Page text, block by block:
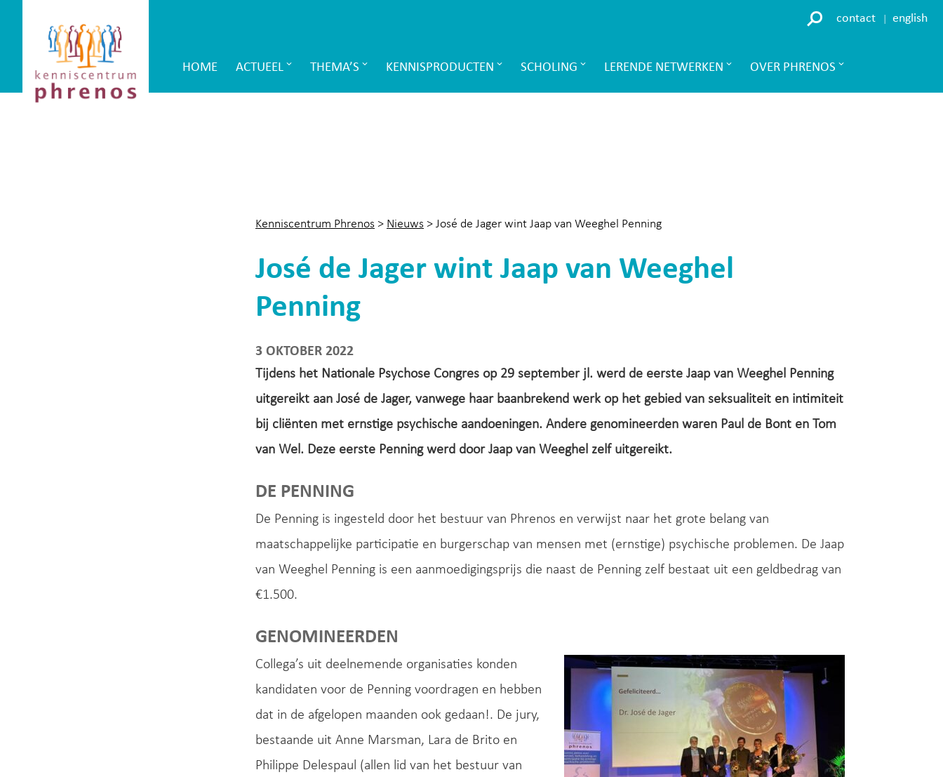
Phrenos
website
contact english
Main
HOME ACTUEEL THEMA’S KENNISPRODUCTEN SCHOLING LERENDE NETWERKEN OVER PHRENOS
Kenniscentrum Phrenos > Nieuws > José de Jager wint Jaap van Weeghel Penning
José de Jager wint Jaap van Weeghel
Penning
3 OKTOBER 2022
Tijdens het Nationale Psychose Congres op 29 september jl. werd de eerste Jaap van Weeghel Penning
uitgereikt aan José de Jager, vanwege haar baanbrekend werk op het gebied van seksualiteit en intimiteit
bij cliënten met ernstige psychische aandoeningen. Andere genomineerden waren Paul de Bont en Tom
van Wel. Deze eerste Penning werd door Jaap van Weeghel zelf uitgereikt.
DE PENNING
De Penning is ingesteld door het bestuur van Phrenos en verwijst naar het grote belang van
maatschappelijke participatie en burgerschap van mensen met (ernstige) psychische problemen. De Jaap
van Weeghel Penning is een aanmoedigingsprijs die naast de Penning zelf bestaat uit een geldbedrag van
€1.500.
GENOMINEERDEN
Collega’s uit deelnemende organisaties konden
kandidaten voor de Penning voordragen en hebben
dat in de afgelopen maanden ook gedaan!. De jury,
bestaande uit Anne Marsman, Lara de Brito en
Philippe Delespaul (allen lid van het bestuur van